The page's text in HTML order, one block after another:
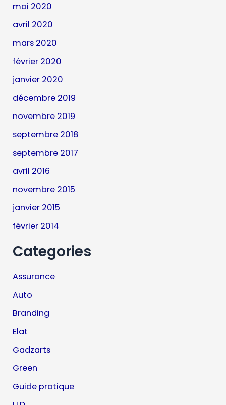
mai 2020
avril 2020
mars 2020
février 2020
janvier 2020
décembre 2019
novembre 2019
septembre 2018
septembre 2017
avril 2016
novembre 2015
janvier 2015
février 2014
Categories
Assurance
Auto
Branding
Elat
Gadzarts
Green
Guide pratique